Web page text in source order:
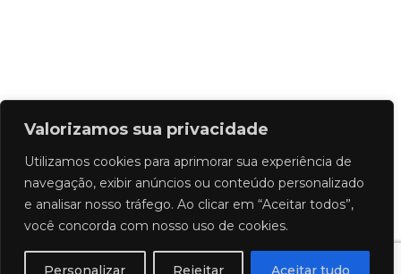
Valorizamos sua privacidade
Utilizamos cookies para aprimorar sua experiência de
navegação, exibir anúncios ou conteúdo personalizado
e analisar nosso tráfego. Ao clicar em “Aceitar todos”,
você concorda com nosso uso de cookies.
Personalizar Rejeitar Aceitar tudo